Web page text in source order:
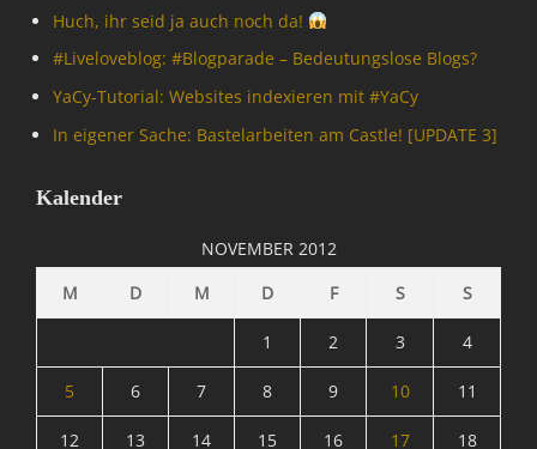
e
e
i
Huch, ihr seid ja auch noch da!
#Livelove­blog: #Blogparade – Bedeutungslose Blogs?
YaCy-Tutorial: Websites indexieren mit #YaCy
In eigener Sache: Bastelarbeiten am Castle! [UPDATE 3]
Kalender
NOVEMBER 2012
M
D M D F S S
1 2 3 4
5 6 7 8 9 10 11
12 13 14 15 16 17 18